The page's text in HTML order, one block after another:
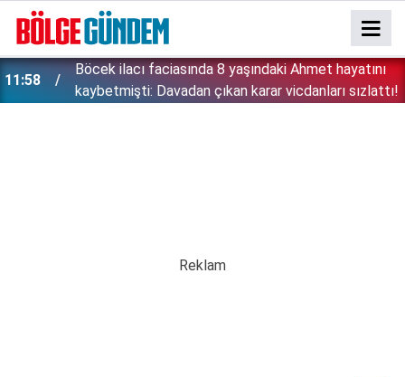
11:58
Böcek ilacı faciasında 8 yaşındaki Ahmet hayatını
kaybetmişti: Davadan çıkan karar vicdanları sızlattı!